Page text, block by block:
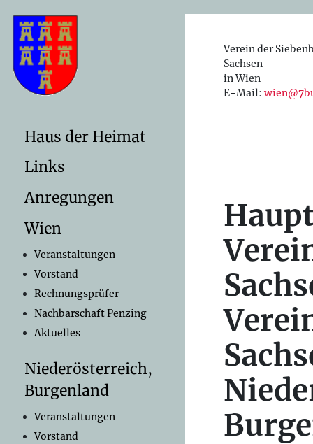
Haus der Heimat
Links
Anregungen
Wien
Veranstaltungen
Vorstand
Rechnungsprüfer
Nachbarschaft Penzing
Aktuelles
Niederösterreich,
Burgenland
Veranstaltungen
Vorstand
Verein der
Sachsen
in Wien
E-Mail: